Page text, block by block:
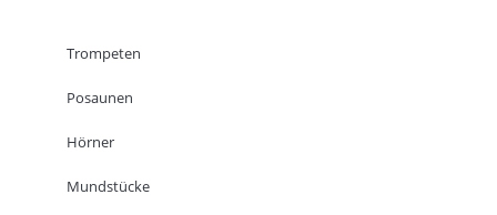
Trompeten
Posaunen
Hörner
Mundstücke